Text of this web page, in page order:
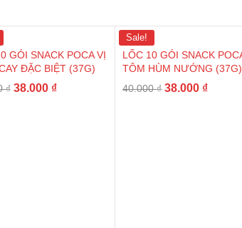
GÓI SNACK POCA VỊ
ĐẶC BIỆT (37G)
₫ 38.000 ₫
Sale!
LỐC 10 GÓI SNACK
TÔM HÙM NƯỚNG (37G)
40.000₫ 38.000 ₫